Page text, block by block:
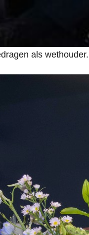
als wethouder.